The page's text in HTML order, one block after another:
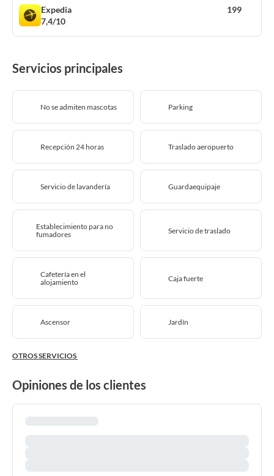
Expedia
7,4/10
199
Servicios principales
No se admiten mascotas Parking
Recepción 24 horas Traslado aeropuerto
Servicio de lavandería Guardaequipaje
Establecimiento para no
fumadores
Servicio de traslado
Cafetería en el
alojamiento
Caja fuerte
Ascensor Jardín
OTROS SERVICIOS
Opiniones de los clientes